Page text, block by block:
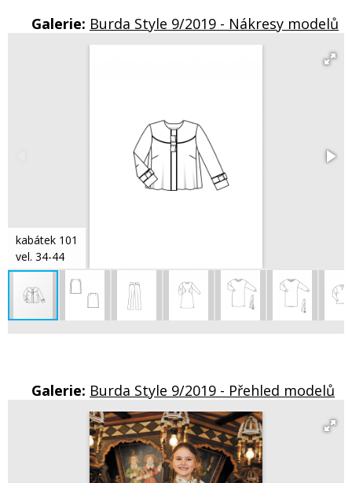
Galerie: Burda Style 9/2019 - Nákresy modelů
kabátek 101
vel. 34-44
Galerie: Burda Style 9/2019 - Přehled modelů